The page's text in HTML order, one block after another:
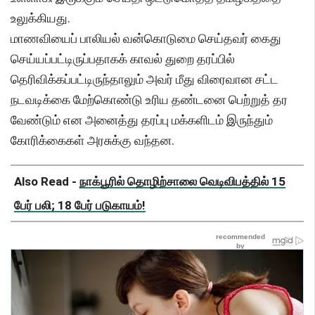
உலுக்கியது.
மாணவியைப் பாலியல் வன்கொடுமை செய்தவர் கைது
செய்யப்பட்டிருப்பதாகக் காவல் துறை தரப்பில்
தெரிவிக்கப்பட்டிருந்தாலும் அவர் மீது விரைவான சட்ட
நடவடிக்கை மேற்கொண்டு உரிய தண்டனை பெற்றுத் தர
வேண்டும் என அனைத்து தரப்பு மக்களிடம் இருந்தும்
கோரிக்கைகள் அரசுக்கு வந்தன.
Also Read - நாக்பூரில் தொழிற்சாலை வெடிவிபத்தில் 15
பேர் பலி; 18 பேர் படுகாயம்!